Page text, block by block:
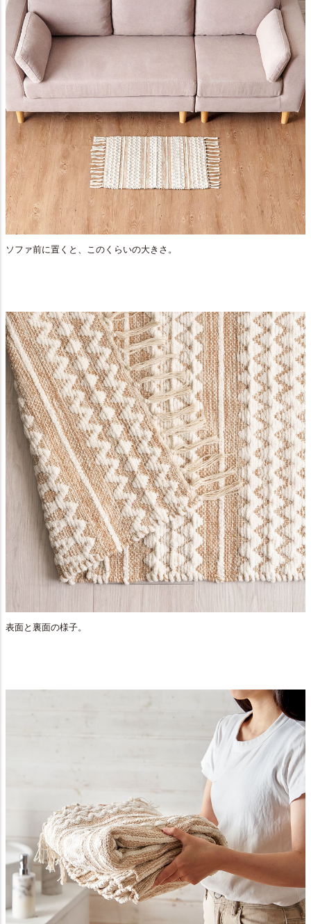
ソファ前に置くと、このくらいの大きさ。
表面と裏面の様子。